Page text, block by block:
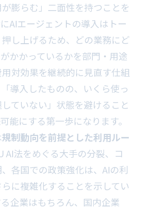
膨らむ」二面性を持つことを
AIエージェントの導入はトー
し上げるため、どの業務にど
かかっているかを部門・用途
対効果を継続的に見直す仕組
導入したものの、いくら使っ
ていない」状態を避けること
能にする第一歩になります。
規制動向を前提とした利用ルー
AI法をめぐる大手の分裂、コ
各国での政策強化は、AIの利
に複雑化することを示してい
企業はもちろん、国内企業